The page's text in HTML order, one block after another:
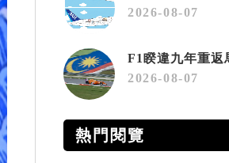
2026-08-07
2026-08-07
熱門閱覽